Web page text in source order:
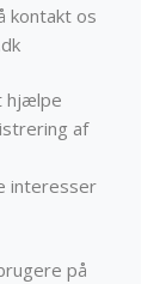
kontakt os
hjælpe
af
interesser
på